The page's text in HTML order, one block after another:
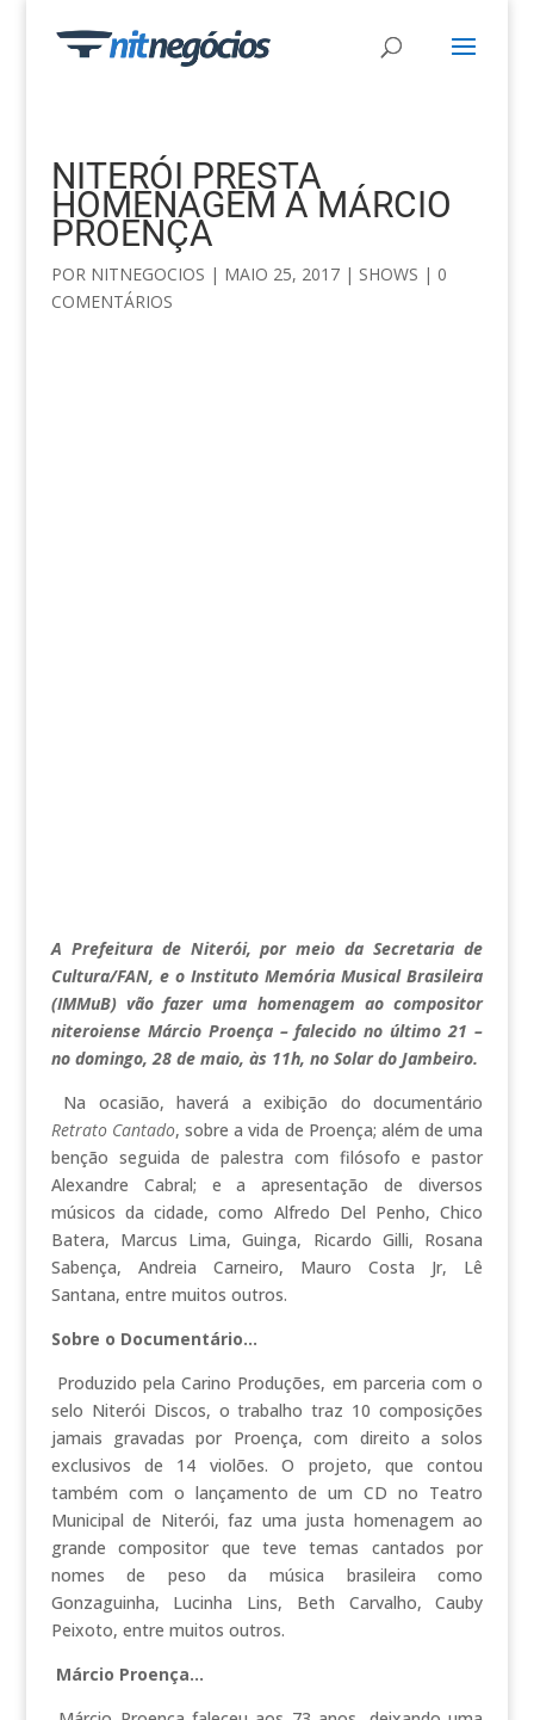
NITERÓI PRESTA
HOMENAGEM A MÁRCIO
PROENÇA
POR NITNEGOCIOS | MAIO 25, 2017| SHOWS | 0
COMENTÁRIOS
A Prefeitura de Niterói, por meio da Secretaria de
Cultura/FAN, e o Instituto Memória Musical Brasileira
(IMMuB) vão fazer uma homenagem ao compositor
niteroiense Márcio Proença – falecido no último 21 –
no domingo, 28 de maio, às 11h, no Solar do Jambeiro.
Na ocasião, haverá a exibição do documentário
Retrato Cantado, sobre a vida de Proença; além de uma
benção seguida de palestra com filósofo e pastor
Alexandre Cabral; e a apresentação de diversos
músicos da cidade, como Alfredo Del Penho, Chico
Batera, Marcus Lima, Guinga, Ricardo Gilli, Rosana
Sabença, Andreia Carneiro, Mauro Costa Jr, Lê
Santana, entre muitos outros.
Sobre o Documentário…
Produzido pela Carino Produções, em parceria com o
selo Niterói Discos, o trabalho traz 10 composições
jamais gravadas por Proença, com direito a solos
exclusivos de 14 violões. O projeto, que contou
também com o lançamento de um CD no Teatro
Municipal de Niterói, faz uma justa homenagem ao
grande compositor que teve temas cantados por
nomes de peso da música brasileira como
Gonzaguinha, Lucinha Lins, Beth Carvalho, Cauby
Peixoto, entre muitos outros.
Márcio Proença…